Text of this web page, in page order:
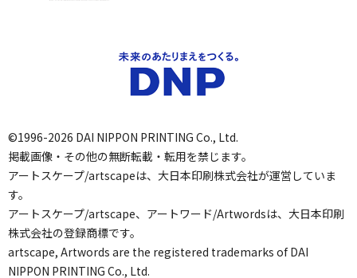
©1996-2026 DAI NIPPON PRINTING Co., Ltd.
掲載画像・その他の無断転載・転用を禁じます。
アートスケープ/artscapeは、大日本印刷株式会社が運営していま
す。
アートスケープ/artscape、アートワード/Artwordsは、大日本印刷
株式会社の登録商標です。
artscape, Artwords are the registered trademarks of DAI
NIPPON PRINTING Co., Ltd.